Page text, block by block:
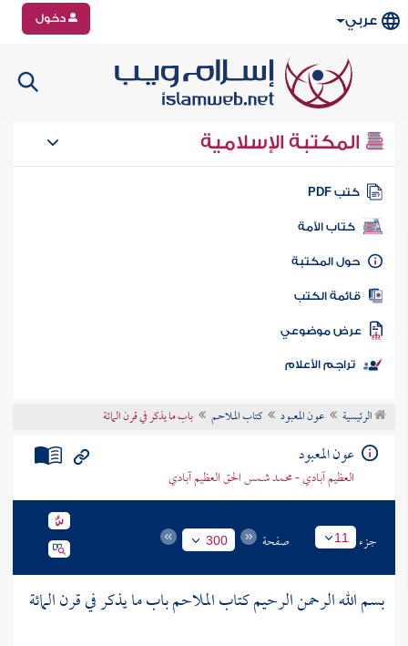
عربي دخول
المكتبة الإسلامية
كتب PDF
كتاب الأمة
المكتبة
الكتب
موضوعي
تراجم الأعلام
الرئيسية عون المعبود كتاب الملاحم باب ما يذكر في قرن المائة
عون المعبود
العظيم آبادي - محمد شمس الحق العظيم آبادي
جزء 11 صفحة 300
بسم الله الرحمن الرحيم كتاب الملاحم باب ما يذكر في قرن المائة